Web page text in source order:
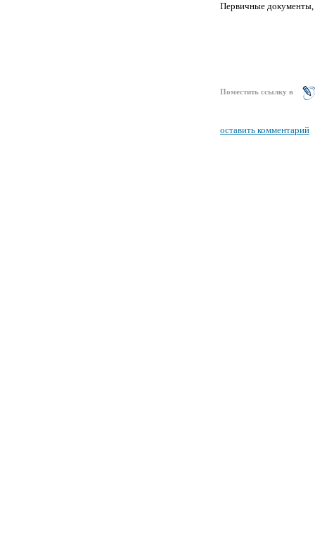
Первичные документы,
Поместить ссылку в
оставить комментарий